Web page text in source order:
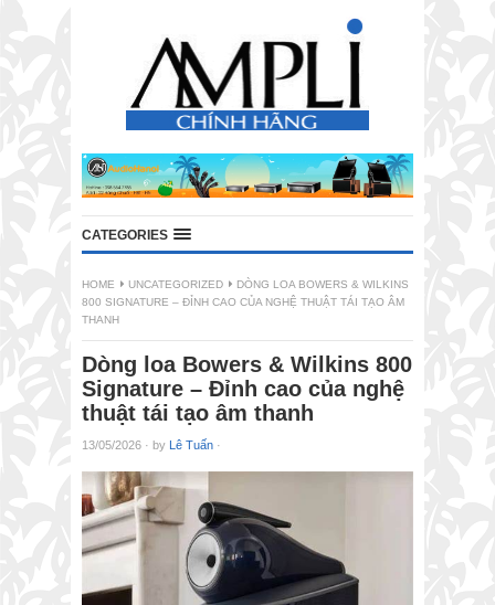
CATEGORIES
HOME UNCATEGORIZED
DÒNG LOA BOWERS & WILKINS
800 SIGNATURE – ĐỈNH CAO CỦA NGHỆ THUẬT TÁI TẠO ÂM
THANH
Dòng loa Bowers & Wilkins 800
Signature – Đỉnh cao của nghệ
thuật tái tạo âm thanh
13/05/2026 · by Lê Tuấn ·